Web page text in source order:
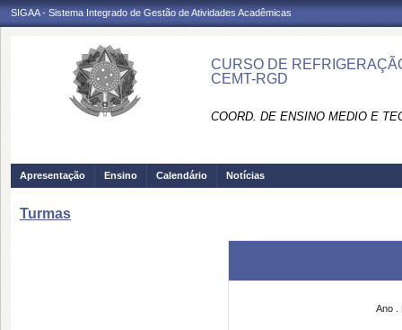
SIGAA - Sistema Integrado de Gestão de Atividades Acadêmicas
CURSO DE
CEMT-RGD
COORD. DE ENSINO MEDIO E
Apresentação Ensino Calendário Notícias
Turmas
Ano